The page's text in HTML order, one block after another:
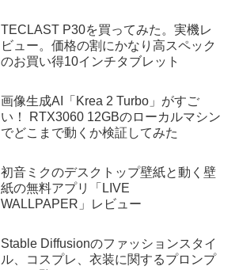
TECLAST P30を買ってみた。実機レ
ビュー。価格の割にかなり高スペック
のお買い得10インチタブレット
画像生成AI「Krea 2 Turbo」がすご
い！ RTX3060 12GBのローカルマシン
でどこまで動くか検証してみた
初音ミクのデスクトップ壁紙と動く壁
紙の無料アプリ「LIVE
WALLPAPER」レビュー
Stable Diffusionのファッションスタイ
ル、コスプレ、衣装に関するプロンプ